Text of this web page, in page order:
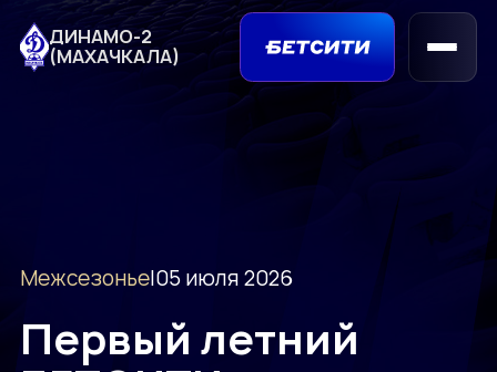
ДИНАМО-2
(МАХАЧКАЛА)
Межсезонье|05 июля 2026
Первый летний